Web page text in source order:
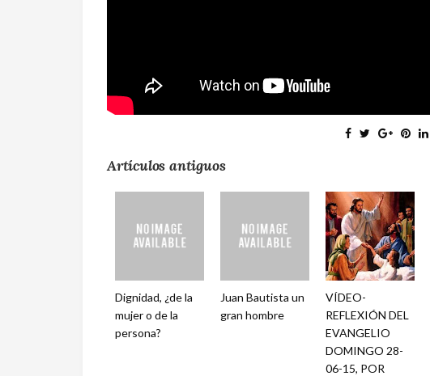
Artículos antiguos
Dignidad, ¿de la
mujer o de la
persona?
Juan Bautista un
gran hombre
VÍDEO-
REFLEXIÓN DEL
EVANGELIO
DOMINGO 28-
06-15, POR